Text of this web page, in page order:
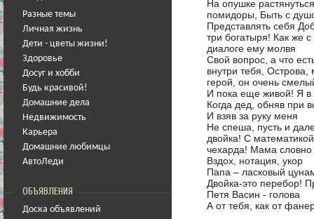
Разные темы
Личная жизнь
Дети - цветы жизни!
Здоровье
Досуг и хобби
Будь красивой!
Домашние дела
Недвижимость
Карьера
Домашние любимцы
АвтоЛеди
ОБЪЯВЛЕНИЯ
Доска объявлений
На опушке
помидоры, Быть с
Представлять себя
три богатыря! Как же
диалоге ему молвя
Свой вопрос, а что
внутри тебя,
герой, он очень
И пока еще живой! Я в
Когда дед, обняв при
И взяв за руку меня
Не спеша, пусть и
двойка! С
чехарда! Мама
Вздох, нотация, укор
Папа – ласковый
Двойка-это перебор!
Петя Васин - голова
А от тебя, как от